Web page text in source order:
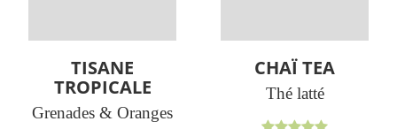
TISANE
TROPICALE
Grenades & Oranges
CHAÏ TEA
Thé latté